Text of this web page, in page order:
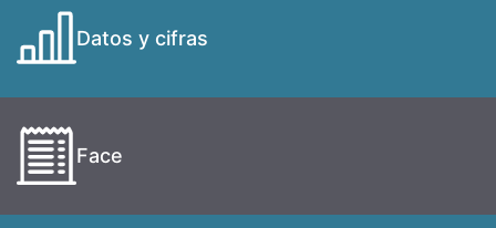
Datos y cifras
Face